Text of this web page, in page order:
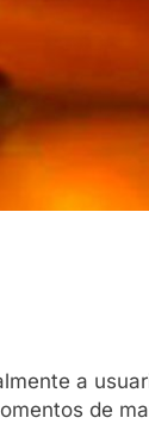
a
de